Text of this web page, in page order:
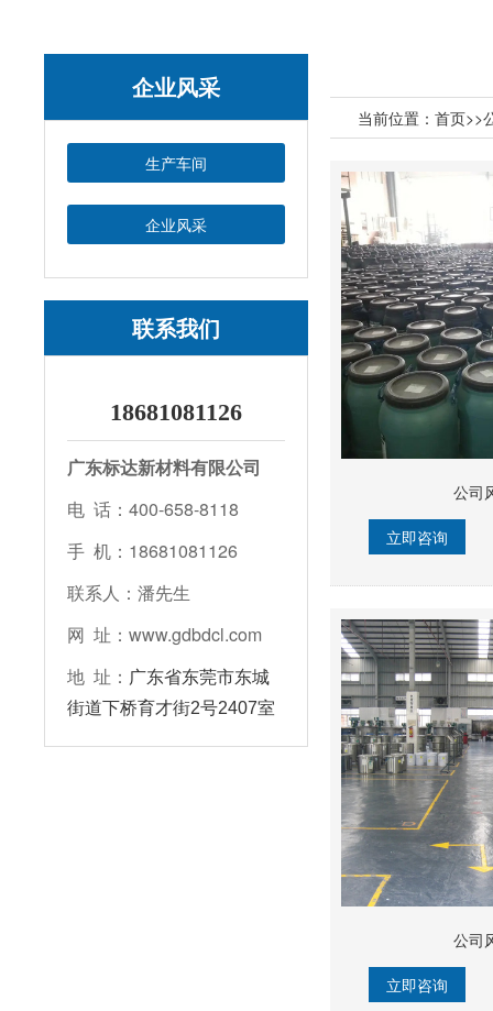
企业风采
生产车间
企业风采
联系我们
18681081126
广东标达新材料有限公司
电 话：400-658-8118
手 机：18681081126
联系人：潘先生
网 址：www.gdbdcl.com
地 址： 广东省东莞市东城
街道下桥育才街2号2407室
当前位置： 首页>>
公司
立即咨询
公司
立即咨询